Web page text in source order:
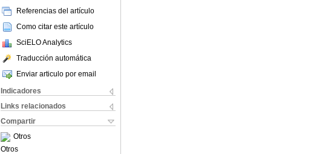
Referencias del artículo
Como citar este artículo
SciELO Analytics
Traducción automática
Enviar articulo por email
Indicadores
Links relacionados
Compartir
Otros
Otros